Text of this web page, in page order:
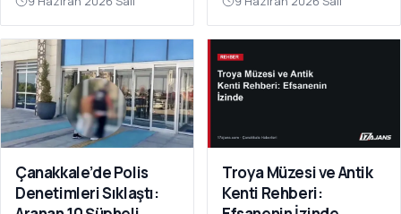
Tutuklama
Çanakkale’de Polis
Denetimleri Sıklaştı:
Troya Müzesi ve Antik
Kenti Rehberi: